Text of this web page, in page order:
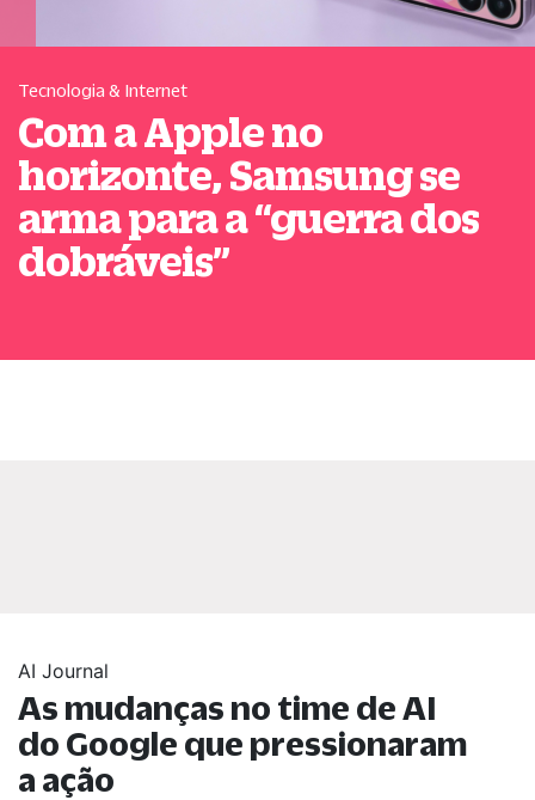
Tecnologia & Internet
Com a Apple no
horizonte, Samsung se
arma para a“guerra dos
dobráveis”
AI Journal
As mudanças no time de AI
do Google que pressionaram
a ação